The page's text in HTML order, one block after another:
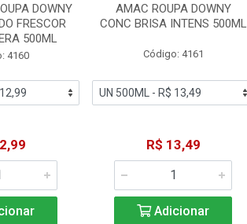
DOWNY
FRESCOR
500ML
4160
AMAC ROUPA DOWNY
CONC BRISA INTENS 500ML
Código: 4161
R$ 13,49
Adicionar